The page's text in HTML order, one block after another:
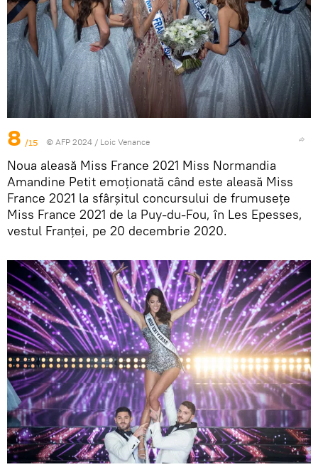
8 /15 © AFP 2024 / Loic Venance
Noua aleasă Miss France 2021 Miss Normandia
Amandine Petit emoționată când este aleasă Miss
France 2021 la sfârșitul concursului de frumusețe
Miss France 2021 de la Puy-du-Fou, în Les Epesses,
vestul Franței, pe 20 decembrie 2020.